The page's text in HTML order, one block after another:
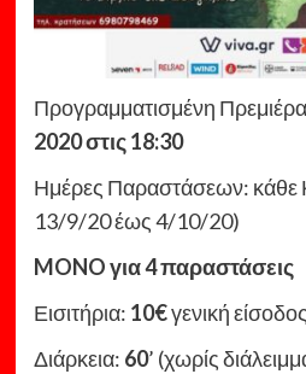
Προγραμματισμένη
2020 στις 18:30
Ημέρες Παραστάσεων: κάθε
13/9/20 έως 4/10/20)
MONOγια 4 παραστάσεις
Εισιτήρια: 10€γενική
Διάρκεια: 60’ (χωρίς